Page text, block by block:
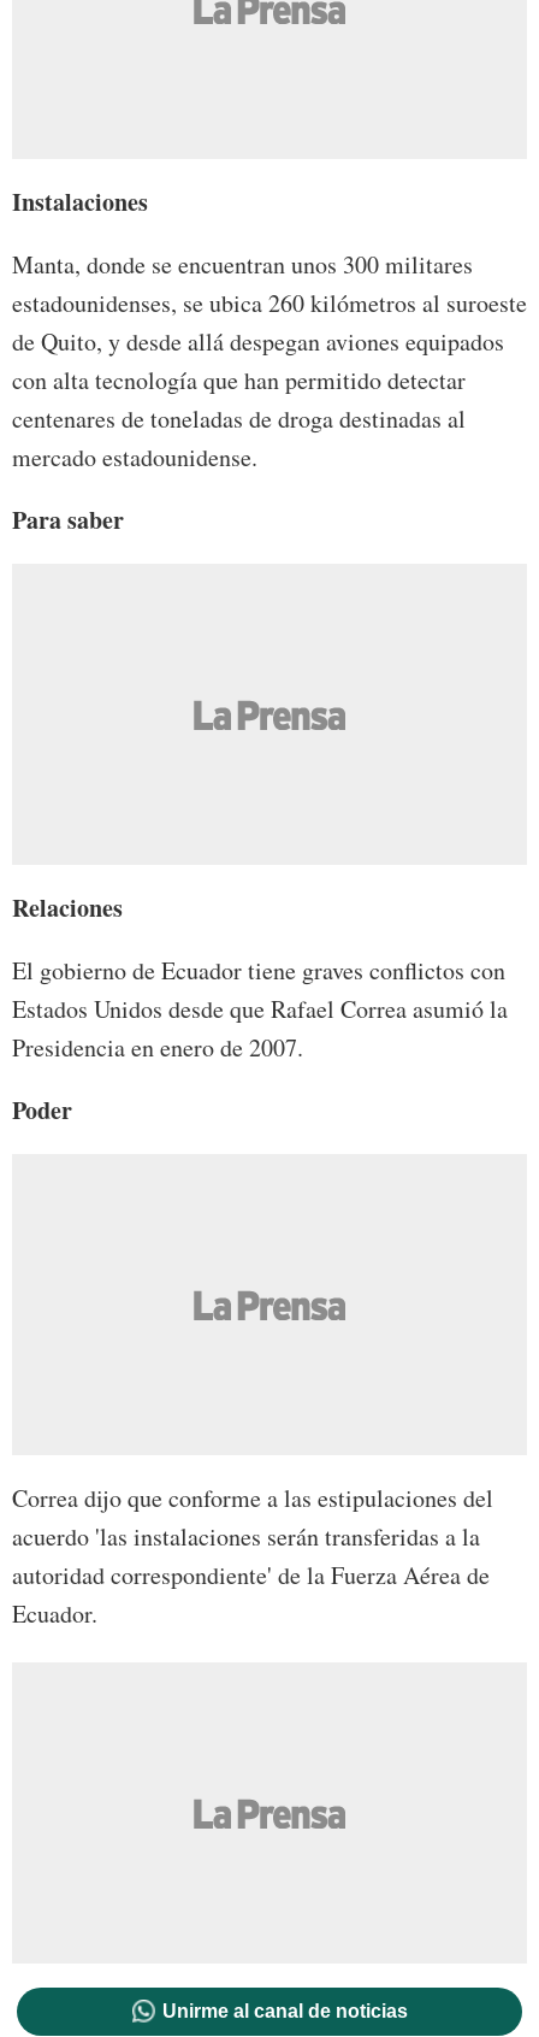
Instalaciones
Manta, donde se encuentran unos 300 militares
estadounidenses, se ubica 260 kilómetros al suroeste
de Quito, y desde allá despegan aviones equipados
con alta tecnología que han permitido detectar
centenares de toneladas de droga destinadas al
mercado estadounidense.
Para saber
Relaciones
El gobierno de Ecuador tiene graves conflictos con
Estados Unidos desde que Rafael Correa asumió la
Presidencia en enero de 2007.
Poder
Correa dijo que conforme a las estipulaciones del
acuerdo 'las instalaciones serán transferidas a la
autoridad correspondiente' de la Fuerza Aérea de
Ecuador.
Unirme al canal de noticias